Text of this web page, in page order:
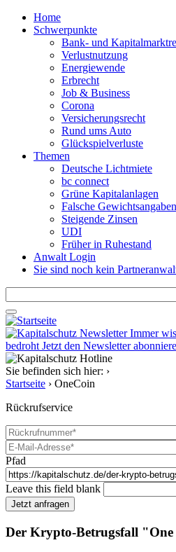
Direkt zum Inhalt
Home
Schwerpunkte
Bank- und
Verlustnutzung
Energiewende
Erbrecht
Job & Business
Corona
Versicherungsrecht
Rund ums Auto
Glückspielverluste
Themen
Deutsche Lichtmiete
bc connect
Grüne Kapitalanlagen
Falsche
Steigende Zinsen
UDI
Früher in Ruhestand
Anwalt Login
Sie sind noch kein
Immer
bedroht Jetzt den Newsletter
Sie befinden sich hier: ›
Startseite › OneCoin
Rückrufservice
Rückrufnummer
E-Mail-Adresse
Pfad
Leave this field blank
Jetzt anfragen
Der Krypto-Betrugsfall